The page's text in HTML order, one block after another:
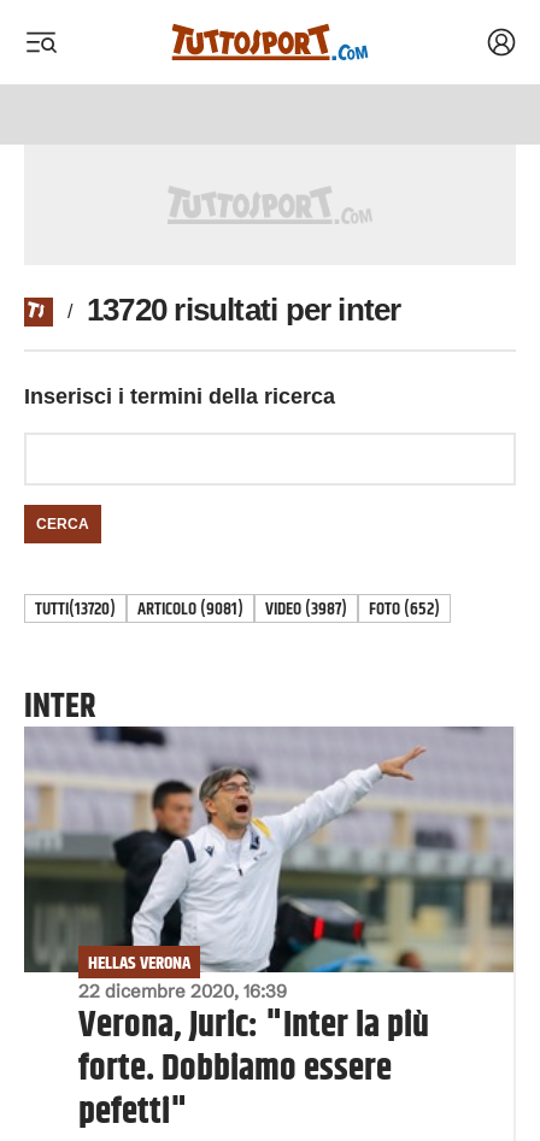
/ 13720 risultati per inter
Inserisci i termini della ricerca
CERCA
TUTTI(13720) ARTICOLO(9081) VIDEO(3987) FOTO(652)
INTER
22 dicembre 2020, 16:39
HELLAS VERONA
Verona, Juric: "Inter la più
forte. Dobbiamo essere
pefetti"